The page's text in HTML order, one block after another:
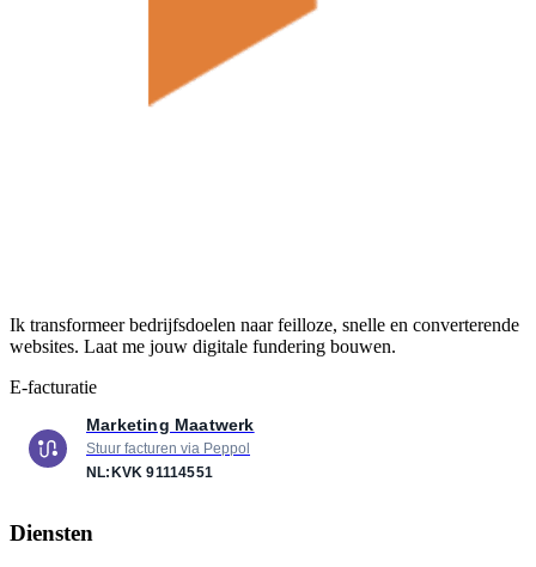
Ik transformeer bedrijfsdoelen naar feilloze, snelle en converterende
websites. Laat me jouw digitale fundering bouwen.
E-facturatie
Marketing Maatwerk
Stuur facturen via Peppol
NL:KVK 91114551
Diensten